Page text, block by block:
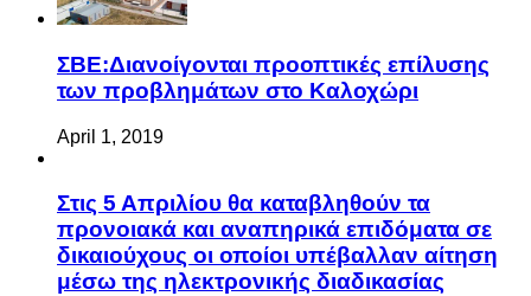
ΣΒΕ:Διανοίγονται προοπτικές επίλυσης
των προβλημάτων στο Καλοχώρι
April 1, 2019
Στις 5 Απριλίου θα καταβληθούν τα
προνοιακά και αναπηρικά επιδόματα σε
δικαιούχους οι οποίοι υπέβαλλαν αίτηση
μέσω της ηλεκτρονικής διαδικασίας